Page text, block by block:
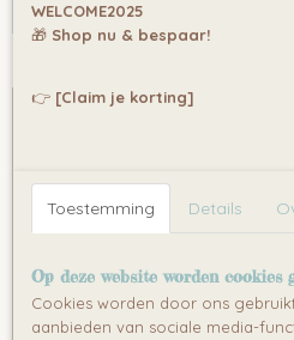
IN WINKELWAGEN
WELCOME2025
🎁 Shop nu & bespaar!
👉 [Claim je korting]
Toestemming Details
Op deze website worden cookies
Cookies worden door ons
aanbieden van sociale media-